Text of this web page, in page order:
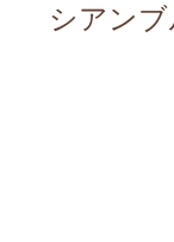
シアン